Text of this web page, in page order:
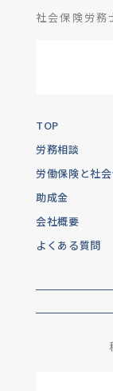
社会保険労務
TOP
労務相談
労働保険と社
助成金
会社概要
よくある質問